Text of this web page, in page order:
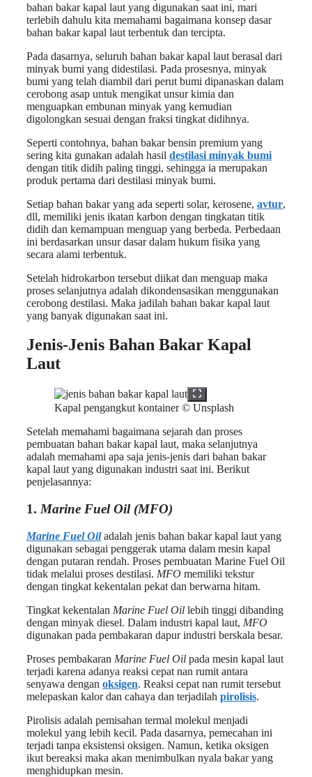
bahan bakar kapal laut yang digunakan saat ini, mari
terlebih dahulu kita memahami bagaimana konsep dasar
bahan bakar kapal laut terbentuk dan tercipta.
Pada dasarnya, seluruh bahan bakar kapal laut berasal dari
minyak bumi yang didestilasi. Pada prosesnya, minyak
bumi yang telah diambil dari perut bumi dipanaskan dalam
cerobong asap untuk mengikat unsur kimia dan
menguapkan embunan minyak yang kemudian
digolongkan sesuai dengan fraksi tingkat didihnya.
Seperti contohnya, bahan bakar bensin premium yang
sering kita gunakan adalah hasil destilasi minyak bumi
dengan titik didih paling tinggi, sehingga ia merupakan
produk pertama dari destilasi minyak bumi.
Setiap bahan bakar yang ada seperti solar, kerosene, avtur,
dll, memiliki jenis ikatan karbon dengan tingkatan titik
didih dan kemampuan menguap yang berbeda. Perbedaan
ini berdasarkan unsur dasar dalam hukum fisika yang
secara alami terbentuk.
Setelah hidrokarbon tersebut diikat dan menguap maka
proses selanjutnya adalah dikondensasikan menggunakan
cerobong destilasi. Maka jadilah bahan bakar kapal laut
yang banyak digunakan saat ini.
Jenis-Jenis Bahan Bakar Kapal
Laut
Kapal pengangkut kontainer © Unsplash
Setelah memahami bagaimana sejarah dan proses
pembuatan bahan bakar kapal laut, maka selanjutnya
adalah memahami apa saja jenis-jenis dari bahan bakar
kapal laut yang digunakan industri saat ini. Berikut
penjelasannya:
1. Marine Fuel Oil (MFO)
Marine Fuel Oiladalah jenis bahan bakar kapal laut yang
digunakan sebagai penggerak utama dalam mesin kapal
dengan putaran rendah. Proses pembuatan Marine Fuel Oil
tidak melalui proses destilasi. MFO memiliki tekstur
dengan tingkat kekentalan pekat dan berwarna hitam.
Tingkat kekentalan Marine Fuel Oil lebih tinggi dibanding
dengan minyak diesel. Dalam industri kapal laut, MFO
digunakan pada pembakaran dapur industri berskala besar.
Proses pembakaran Marine Fuel Oil pada mesin kapal laut
terjadi karena adanya reaksi cepat nan rumit antara
senyawa dengan oksigen. Reaksi cepat nan rumit tersebut
melepaskan kalor dan cahaya dan terjadilah pirolisis.
Pirolisis adalah pemisahan termal molekul menjadi
molekul yang lebih kecil. Pada dasarnya, pemecahan ini
terjadi tanpa eksistensi oksigen. Namun, ketika oksigen
ikut bereaksi maka akan menimbulkan nyala bakar yang
menghidupkan mesin.